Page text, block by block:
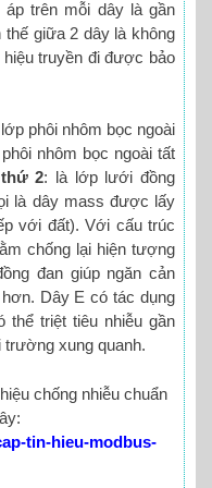
áp trên mỗi dây là gần
giữa 2 dây là không
truyền đi được bảo
phôi nhôm bọc ngoài
nhôm bọc ngoài tất
2: là lớp lưới đồng
là dây mass được lấy
với đất). Với cấu trúc
chống lại hiện tượng
đan giúp ngăn cản
Dây E có tác dụng
thể triệt tiêu nhiễu gần
trường xung quanh.
chống nhiễu chuẩn
tin-hieu-modbus-